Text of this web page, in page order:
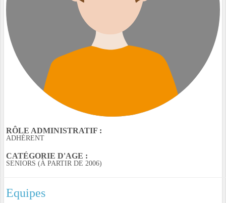
RÔLE ADMINISTRATIF :
ADHÉRENT
CATÉGORIE D'AGE :
SENIORS (À PARTIR DE 2006)
Equipes